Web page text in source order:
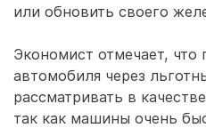
или обновить своего
Экономист отмечает, что
автомобиля через
рассматривать в
так как машины очень